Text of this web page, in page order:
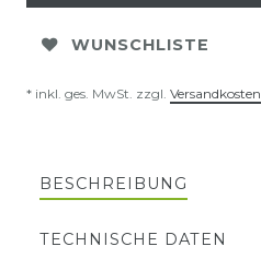
WUNSCHLISTE
* inkl. ges. MwSt. zzgl. Versandkosten
BESCHREIBUNG
TECHNISCHE DATEN